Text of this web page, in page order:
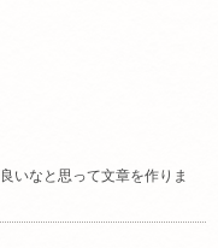
いなと思って文章を作りま